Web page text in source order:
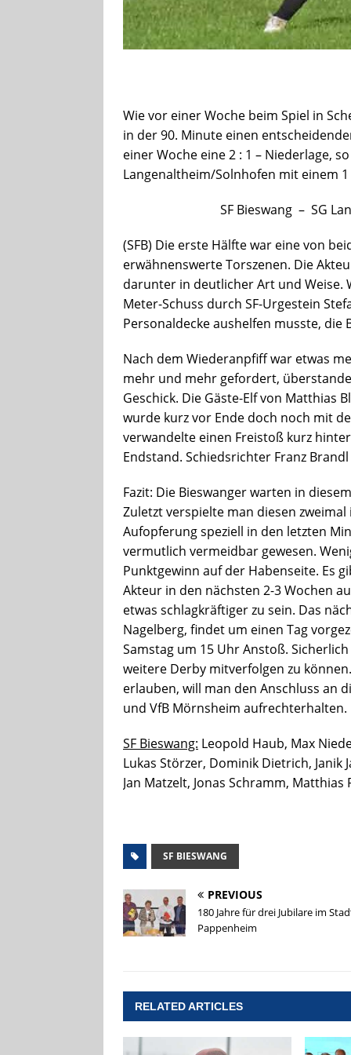
Wie vor einer Woche beim Spiel in
in der 90. Minute einen
einer Woche eine 2 : 1 – Niederlage,
Langenaltheim/Solnhofen mit einem
SF Bieswang – SG
(SFB) Die erste Hälfte war eine von
erwähnenswerte Torszenen. Die
darunter in deutlicher Art und Weise.
Meter-Schuss durch SF-Urgestein
Personaldecke aushelfen musste, die
Nach dem Wiederanpfiff war etwas
mehr und mehr gefordert,
Geschick. Die Gäste-Elf von Matthias
wurde kurz vor Ende doch noch mit
verwandelte einen Freistoß kurz
Endstand. Schiedsrichter Franz
Fazit: Die Bieswanger warten in
Zuletzt verspielte man diesen
Aufopferung speziell in den letzten
vermutlich vermeidbar gewesen.
Punktgewinn auf der Habenseite. Es
Akteur in den nächsten 2-3 Wochen
etwas schlagkräftiger zu sein. Das
Nagelberg, findet um einen Tag
Samstag um 15 Uhr Anstoß.
weitere Derby mitverfolgen zu
erlauben, will man den Anschluss an
und VfB Mörnsheim aufrechterhalten.
SF Bieswang: Leopold Haub, Max
Lukas Störzer, Dominik Dietrich, Janik
Jan Matzelt, Jonas Schramm, Matthias
SF BIESWANG
PREVIOUS
180 Jahre für drei Jubilare im
Pappenheim
RELATED ARTICLES